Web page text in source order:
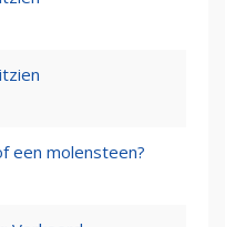
een molensteen?